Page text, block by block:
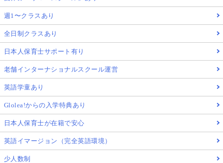
週1〜クラスあり
全日制クラスあり
日本人保育士サポート有り
老舗インターナショナルスクール運営
英語学童あり
Glolea!からの入学特典あり
日本人保育士が在籍で安心
英語イマージョン（完全英語環境）
少人数制